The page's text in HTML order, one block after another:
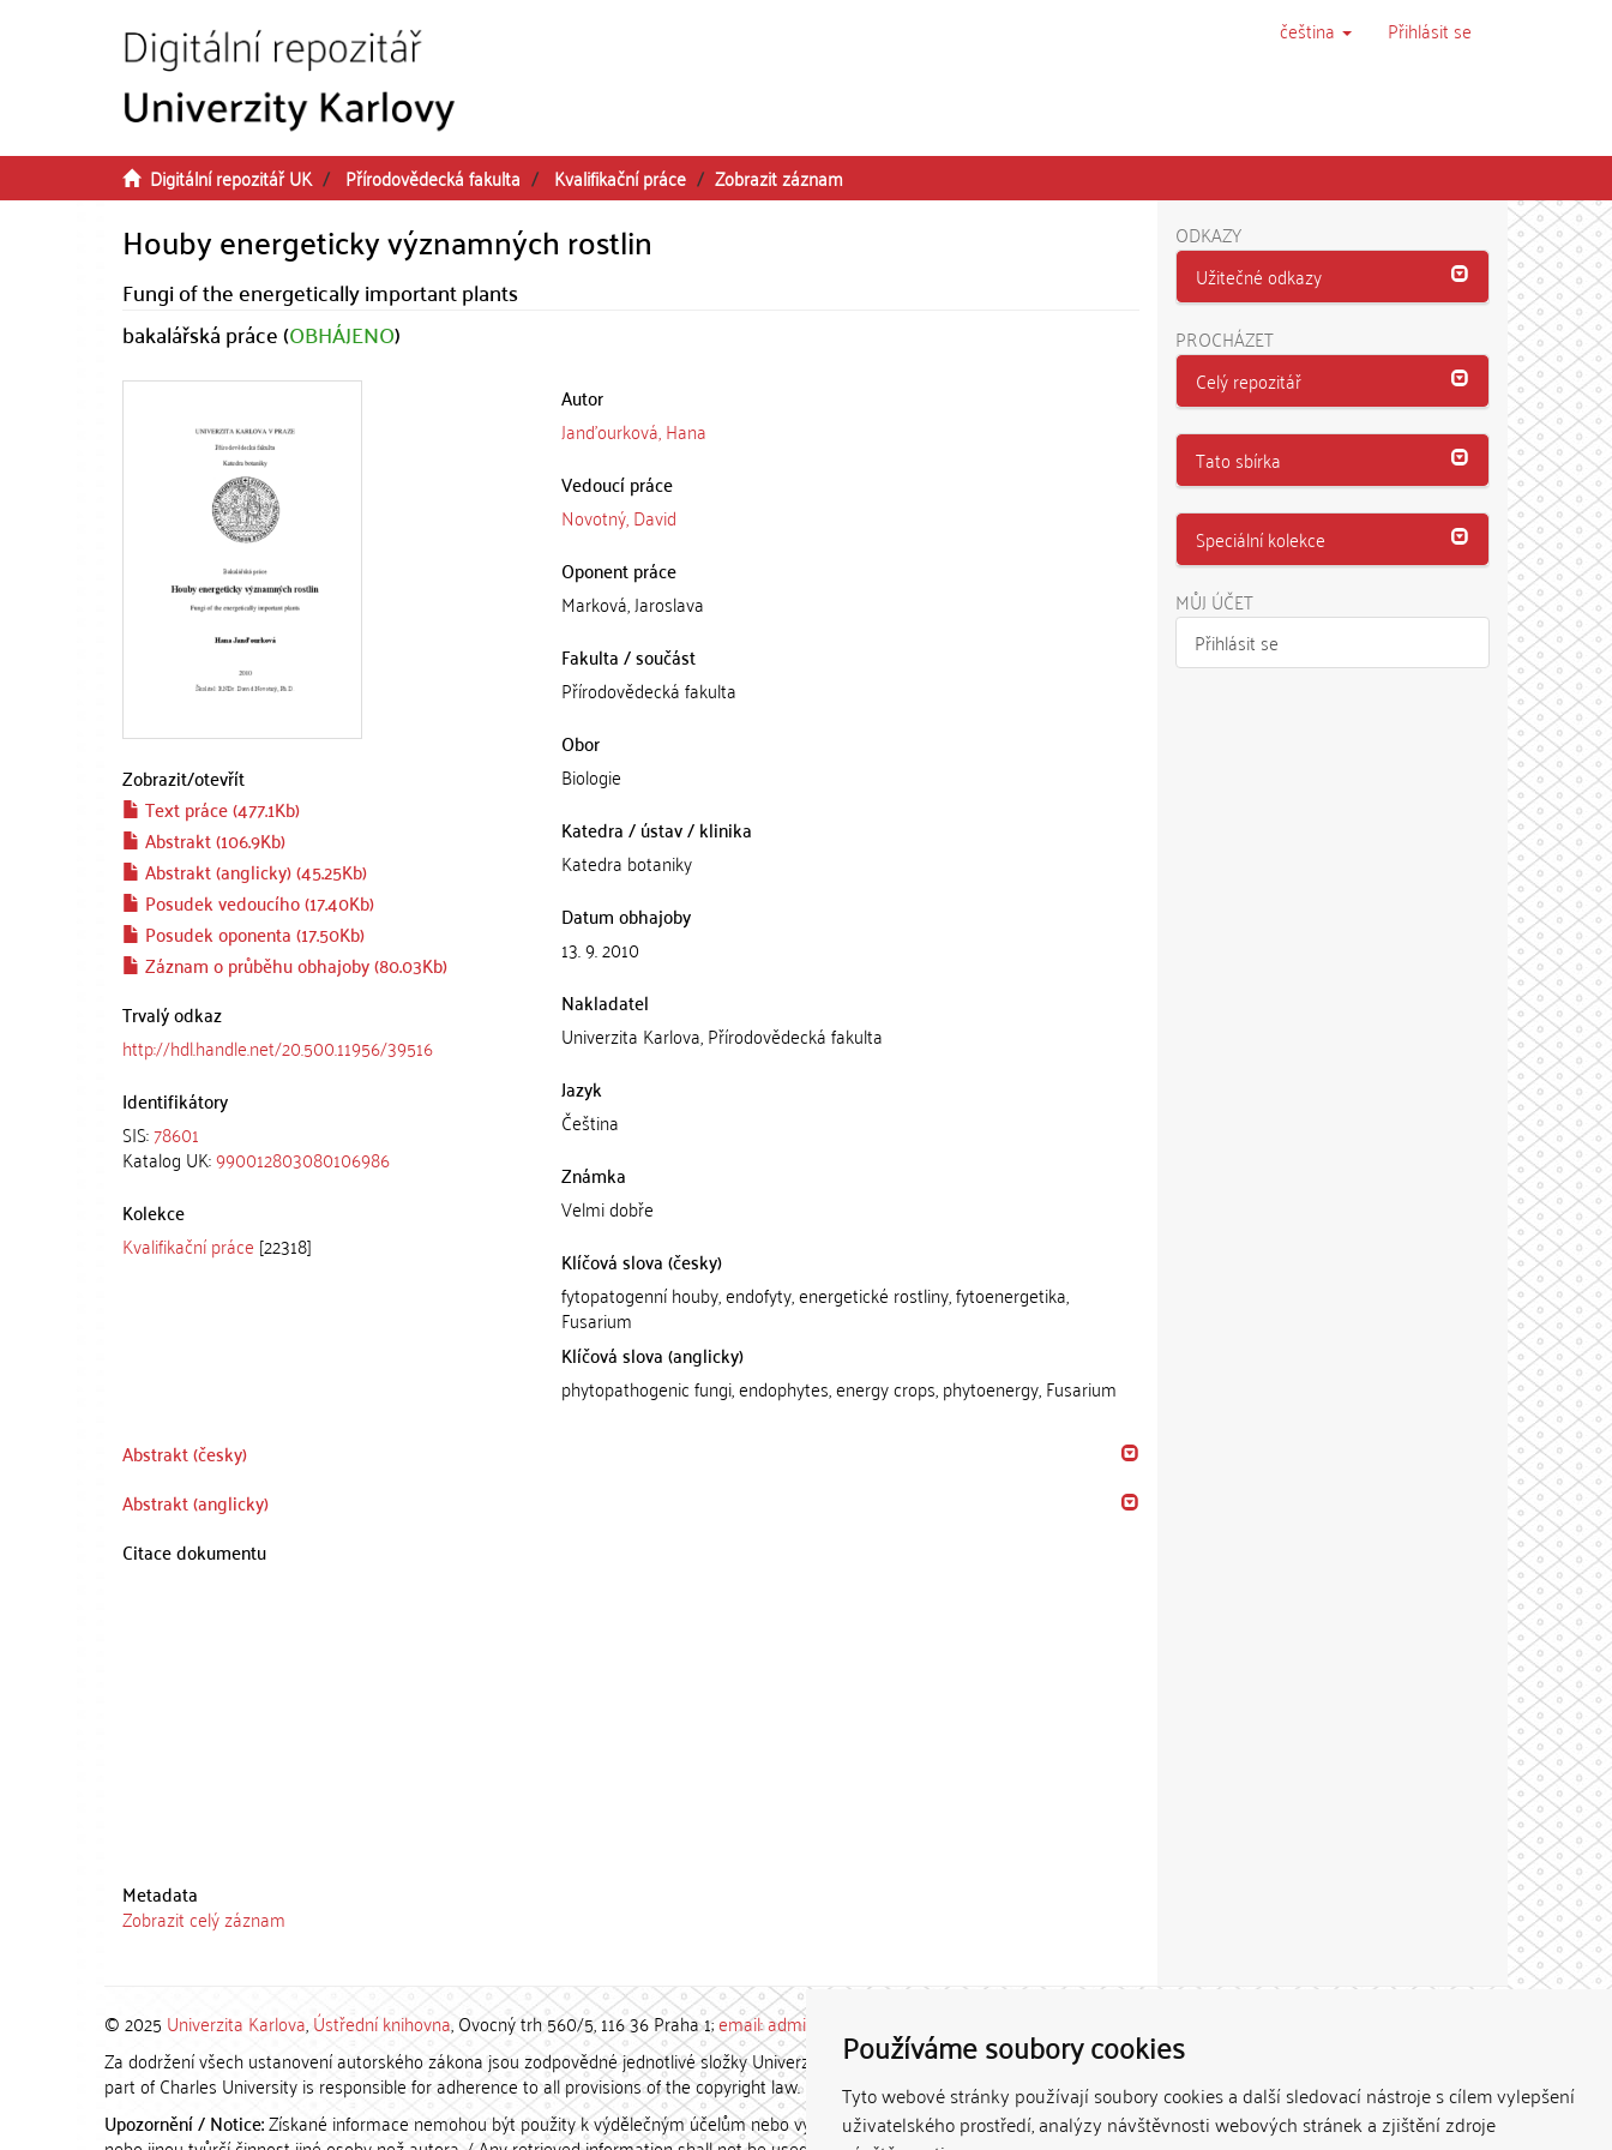
Používáme soubory cookies
Tyto webové stránky používají soubory cookies a další sledovací nástroje s cílem vylepšení
uživatelského prostředí, analýzy návštěvnosti webových stránek a zjištění zdroje
čeština Přihlásit se
Digitální repozitář UK Přírodovědecká fakulta Kvalifikační práce Zobrazit záznam
Houby energeticky významných rostlin
Fungi of the energetically important plants
bakalářská práce (OBHÁJENO)
Zobrazit/otevřít
Text práce (477.1Kb)
Abstrakt (106.9Kb)
Abstrakt (anglicky) (45.25Kb)
Posudek vedoucího (17.40Kb)
Posudek oponenta (17.50Kb)
Záznam o průběhu obhajoby (80.03Kb)
Trvalý odkaz
http://hdl.handle.net/20.500.11956/39516
Identifikátory
SIS:78601
Katalog UK:990012803080106986
Kolekce
Kvalifikační práce [22318]
Autor
Janďourková, Hana
Vedoucí práce
Novotný, David
Oponent práce
Marková, Jaroslava
Fakulta / součást
Přírodovědecká fakulta
Obor
Biologie
Katedra / ústav / klinika
Katedra botaniky
Datum obhajoby
13. 9. 2010
Nakladatel
Univerzita Karlova, Přírodovědecká fakulta
Jazyk
Čeština
Známka
Velmi dobře
Klíčová slova (česky)
fytopatogenní houby, endofyty, energetické rostliny, fytoenergetika,
Fusarium
Klíčová slova (anglicky)
phytopathogenic fungi, endophytes, energy crops, phytoenergy, Fusarium
Abstrakt (česky)
Abstrakt (anglicky)
Citace dokumentu
Metadata
Zobrazit celý záznam
ODKAZY
Užitečné odkazy
PROCHÁZET
Celý repozitář
Tato sbírka
Speciální kolekce
MŮJ ÚČET
Přihlásit se
© 2025 Univerzita Karlova,Ústřední knihovna, Ovocný trh 560/5, 116 36 Praha 1;email: admin-repozitar [at] cuni.cz
Za dodržení všech ustanovení autorského zákona jsou zodpovědné jednotlivé složky Univerzity Karlovy. / Each constituent
part of Charles University is responsible for adherence to all provisions of the copyright law.
Upozornění / Notice:Získané informace nemohou být použity k výdělečným účelům nebo vydávány za studijní, vědeckou